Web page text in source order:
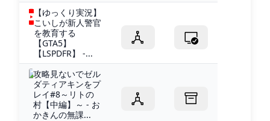
【ゆっくり実況】
こいしが新人警官
を教育する
【GTA5】
【LSPDFR】 -...
攻略見ないでゼル
ダティアキンをプ
レイ#8～リトの
村【中編】～ - お
かきんの無課...